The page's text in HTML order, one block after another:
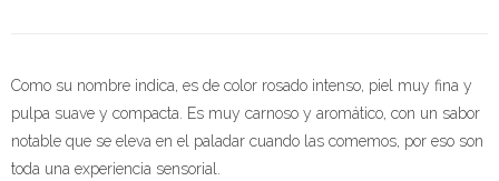
Como su nombre indica, es de color rosado intenso, piel muy fina y
pulpa suave y compacta. Es muy carnoso y aromático, con un sabor
notable que se eleva en el paladar cuando las comemos, por eso son
toda una experiencia sensorial.